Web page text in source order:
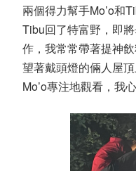
兩個得力幫手Mo’o和
Tibu回了特富野，即
作，我常常帶著提神
望著戴頭燈的倆人屋
Mo’o專注地觀看，我